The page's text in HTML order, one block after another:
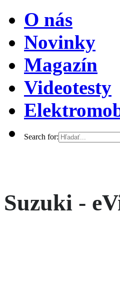
O nás
Novinky
Magazín
Videotesty
Search for:
Suzuki -